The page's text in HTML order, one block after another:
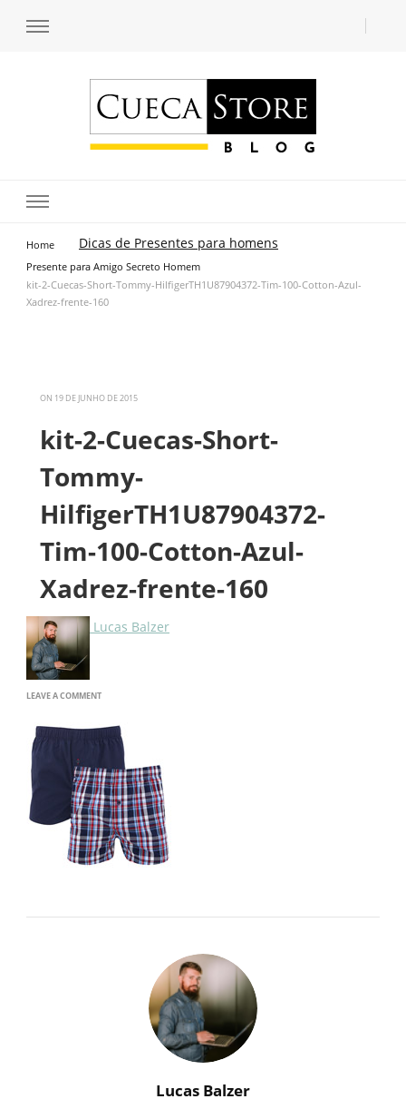
Home Dicas de Presentes para homens
Presente para Amigo Secreto Homem
kit-2-Cuecas-Short-Tommy-HilfigerTH1U87904372-Tim-100-Cotton-Azul-
Xadrez-frente-160
ON 19 DE JUNHO DE 2015
kit-2-Cuecas-Short-
Tommy-
HilfigerTH1U87904372-
Tim-100-Cotton-Azul-
Xadrez-frente-160
Lucas Balzer
LEAVE A COMMENTON
CUECAS-
SHORT-
TOMMY-
HILFIGERTH1U87904372-
TIM-
100-
COTTON-
AZUL-
XADREZ-
Lucas Balzer